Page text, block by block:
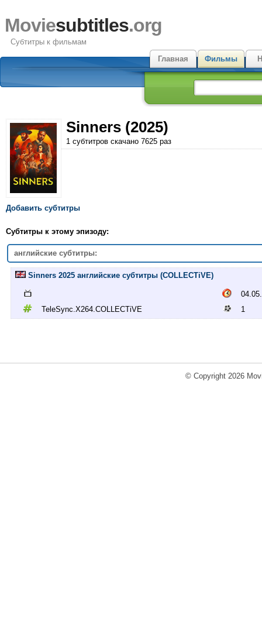
Moviesubtitles.org
Субтитры к фильмам
Главная
Фильмы
Sinners (2025)
1 субтитров скачано 7625 раз
Добавить субтитры
Субтитры к этому эпизоду:
английские субтитры:
Sinners 2025 английские субтитры (COLLECTiVE)
TeleSync.X264.COLLECTiVE
1
© Copyright 2026